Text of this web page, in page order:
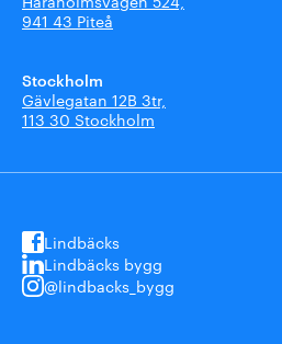
941 43 Piteå
Stockholm
Gävlegatan 12B 3tr,
113 30 Stockholm
Lindbäcks
Lindbäcks bygg
@lindbacks_bygg